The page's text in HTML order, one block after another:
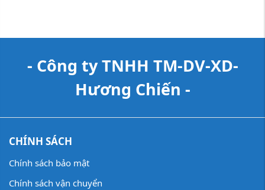
- Công ty TNHH TM-DV-XD-
Hương Chiến -
CHÍNH SÁCH
Chính sách bảo mật
Chính sách vận chuyển